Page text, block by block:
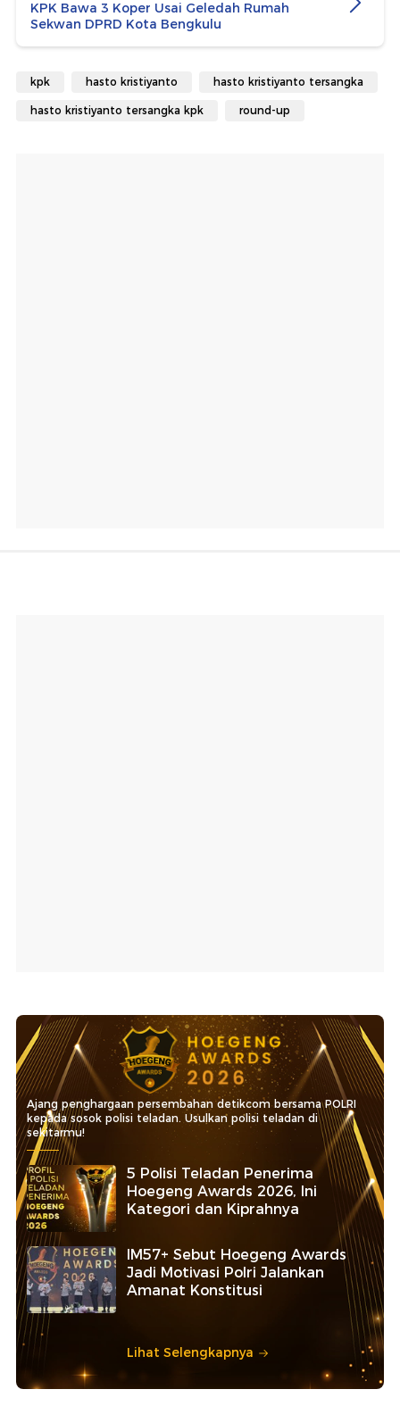
KPK Bawa 3 Koper Usai Geledah Rumah
Sekwan DPRD Kota Bengkulu
kpk hasto kristiyanto hasto kristiyanto tersangka
hasto kristiyanto tersangka kpk round-up